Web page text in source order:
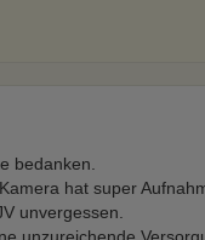
bedanken.
hat super
unvergessen.